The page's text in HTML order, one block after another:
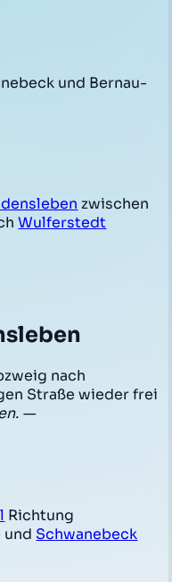
und Bernau-
zwischen
Wulferstedt
nach
Straße wieder frei
—
Richtung
und Schwanebeck